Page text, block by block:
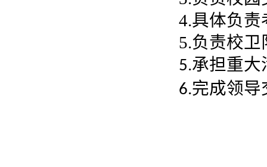
4.具体负
5.负责校
5.承担重大
6.完成领导